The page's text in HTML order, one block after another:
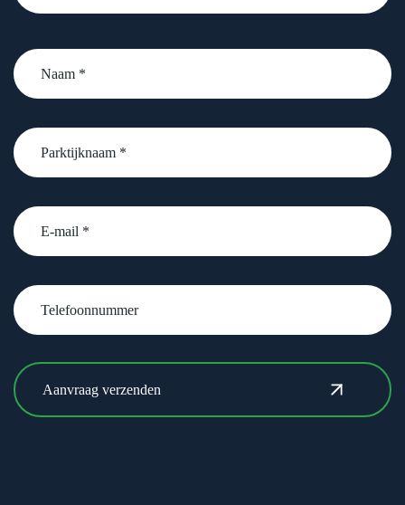
Naam
*
Parktijknaam
*
email
Telefoonnummer